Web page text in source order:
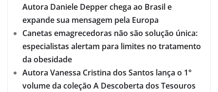
Autora Daniele Depper chega ao Brasil e
expande sua mensagem pela Europa
Canetas emagrecedoras não são solução única:
especialistas alertam para limites no tratamento
da obesidade
Autora Vanessa Cristina dos Santos lança o 1°
volume da coleção A Descoberta dos Tesouros